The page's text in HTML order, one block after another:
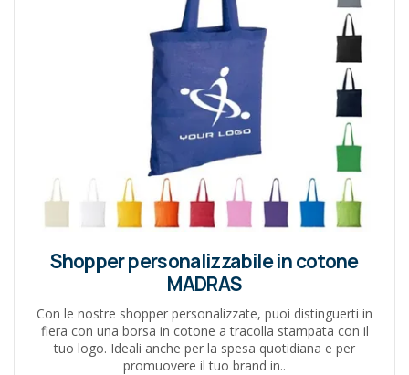
Shopper personalizzabile in cotone
MADRAS
Con le nostre shopper personalizzate, puoi distinguerti in
fiera con una borsa in cotone a tracolla stampata con il
tuo logo. Ideali anche per la spesa quotidiana e per
promuovere il tuo brand in..